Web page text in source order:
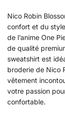
Nico Robin
confort et du
de l’anime One
de qualité
sweatshirt est
broderie de Nico
vêtement
votre passion
confortable.